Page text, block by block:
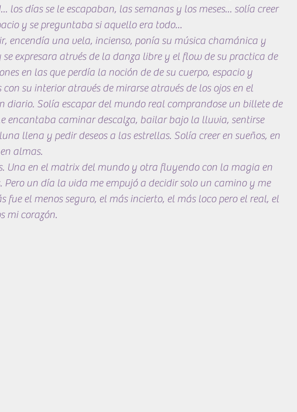
los días se le escapaban, las semanas y los meses... solía creer
y se preguntaba si aquello era todo...
encendía una vela, incienso, ponía su música chamánica y
expresara atrvés de la danza libre y el flow de su practica de
en las que perdía la noción de de su cuerpo, espacio y
su interior através de mirarse através de los ojos en el
diario. Solía escapar del mundo real comprandose un billete de
encantaba caminar descalza, bailar bajo la lluvia, sentirse
llena y pedir deseos a las estrellas. Solía creer en sueños, en
almas.
Una en el matrix del mundo y otra fluyendo con la magia en
Pero un día la vida me empujó a decidir solo un camino y me
fue el menos seguro, el más incierto, el más loco pero el real, el
mi corazón.